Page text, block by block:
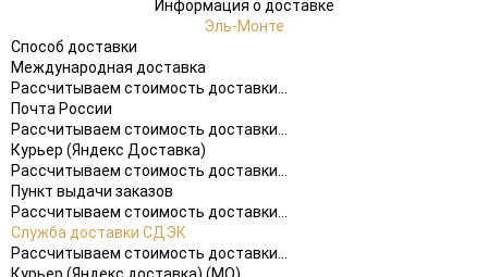
Информация о доставке
Эль-Монте
Способ доставки
Международная доставка
Рассчитываем стоимость доставки...
Почта России
Рассчитываем стоимость доставки...
Курьер (Яндекс Доставка)
Рассчитываем стоимость доставки...
Пункт выдачи заказов
Рассчитываем стоимость доставки...
Служба доставки СДЭК
Рассчитываем стоимость доставки...